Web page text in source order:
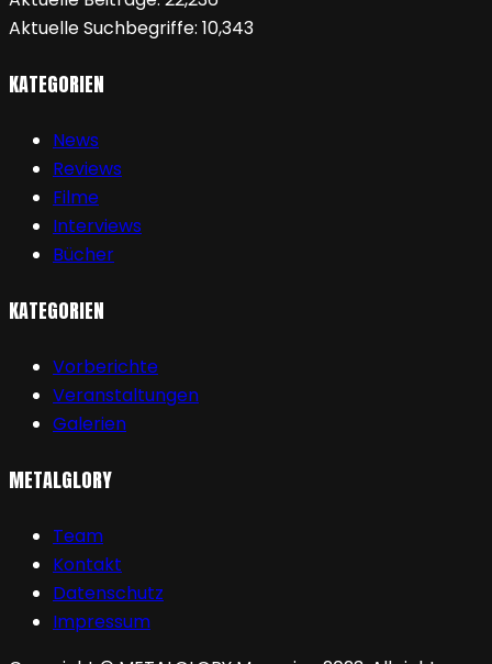
Aktuelle Suchbegriffe: 10,343
KATEGORIEN
News
Reviews
Filme
Interviews
Bücher
KATEGORIEN
Vorberichte
Veranstaltungen
Galerien
METALGLORY
Team
Kontakt
Datenschutz
Impressum